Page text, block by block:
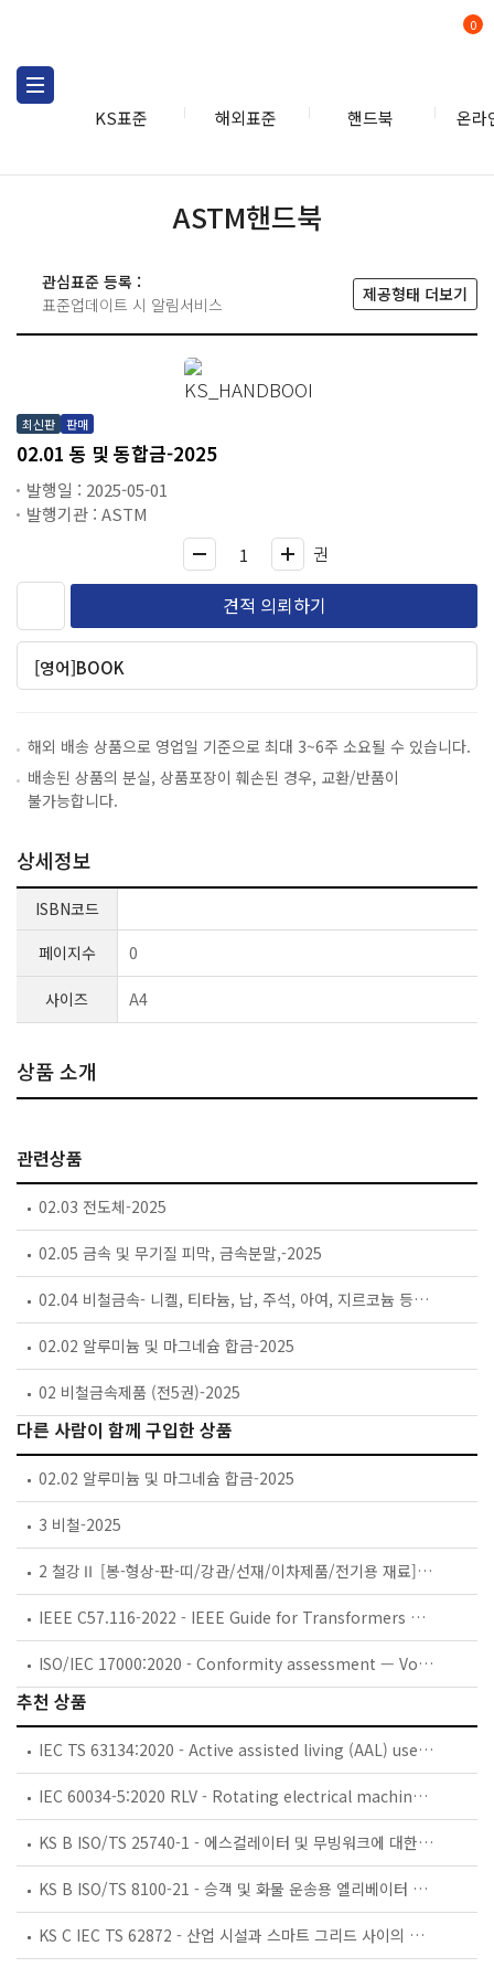
KS표준 해외표준 핸드북 온라
0
ASTM핸드북
관심표준 등록 :
표준업데이트 시 알림서비스
제공형태 더보기
최신판 판매
02.01 동 및 동합금-2025
발행일 : 2025-05-01
발행기관 : ASTM
권
견적 의뢰하기
[영어]BOOK
해외 배송 상품으로 영업일 기준으로 최대 3~6주 소요될 수 있습니다.
배송된 상품의 분실, 상품포장이 훼손된 경우, 교환/반품이
불가능합니다.
상세정보
ISBN코드
페이지수
0
사이즈 A4
상품 소개
관련상품
02.03 전도체-2025
02.05 금속 및 무기질 피막, 금속분말,-2025
02.04 비철금속- 니켈, 티타늄, 납, 주석, 아여, 지르코늄 등-2025
02.02 알루미늄 및 마그네슘 합금-2025
02 비철금속제품 (전5권)-2025
다른 사람이 함께 구입한 상품
02.02 알루미늄 및 마그네슘 합금-2025
3 비철-2025
2 철강Ⅱ [봉-형상-판-띠/강관/선재/이차제품/전기용 재료]-2025
IEEE C57.116-2022 - IEEE Guide for Transformers Directly Connected to Generators
ISO/IEC 17000:2020 - Conformity assessment — Vocabulary and general principles
추천 상품
IEC TS 63134:2020 - Active assisted living (AAL) use cases
IEC 60034-5:2020 RLV - Rotating electrical machines - Part 5: Degrees of protection provided by the integral design of rotating electrical machines (IP code) - Classification
KS B ISO/TS 25740-1 - 에스컬레이터 및 무빙워크에 대한 안전요건 — 제1부: 세계공통 필수 안전요건(GESRs)
KS B ISO/TS 8100-21 - 승객 및 화물 운송용 엘리베이터 —제21부: 세계공통 필수안전요건(GESRs)을 충족하는 세계공통 안전 파라미터(GSPs)
KS C IEC TS 62872 - 산업 시설과 스마트 그리드 사이의 산업 공정 측정, 제어 및 자동화 시스템 인터페이스